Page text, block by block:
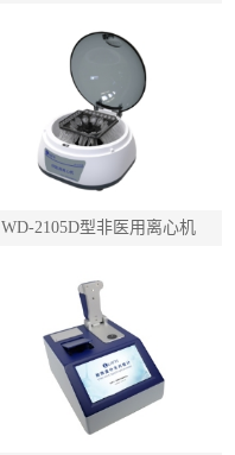
WD-2105D型非医用离心机